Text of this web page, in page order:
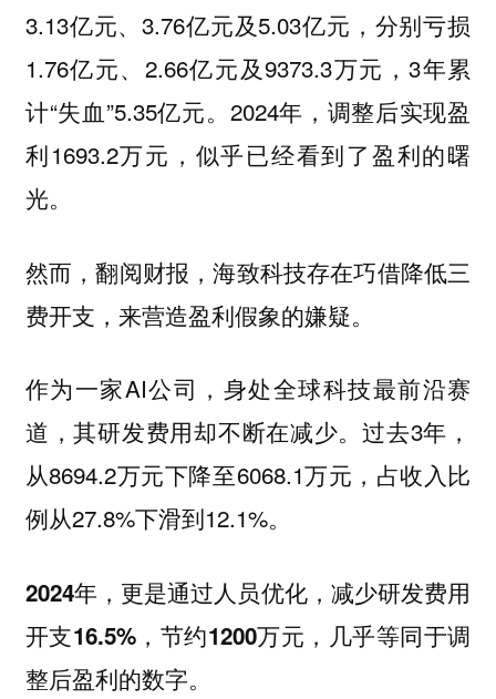
3.13亿元、3.76亿元及5.03亿元，分别亏损
1.76亿元、2.66亿元及9373.3万元，3年累
计“失血”5.35亿元。2024年，调整后实现盈
利1693.2万元，似乎已经看到了盈利的曙
光。
然而，翻阅财报，海致科技存在巧借降低三
费开支，来营造盈利假象的嫌疑。
作为一家AI公司，身处全球科技最前沿赛
道，其研发费用却不断在减少。过去3年，
从8694.2万元下降至6068.1万元，占收入比
例从27.8%下滑到12.1%。
2024年，更是通过人员优化，减少研发费用
开支16.5%，节约1200万元，几乎等同于调
整后盈利的数字。